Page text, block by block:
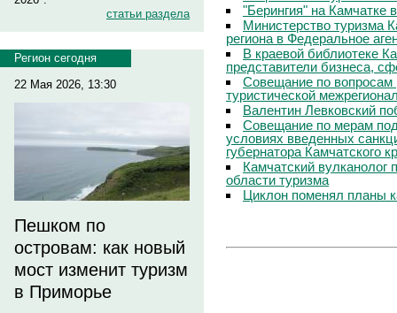
статьи раздела
Регион сегодня
22 Мая 2026, 13:30
Пешком по
островам: как новый
мост изменит туризм
в Приморье
"Берингия" на Камчатке
Министерство туризма
региона в Федеральное
В краевой библиотеке
представители бизнеса,
Совещание по вопросам
туристической
Валентин Левковский
Совещание по мерам
условиях введенных
губернатора Камчатского
Камчатский
области туризма
Циклон поменял планы